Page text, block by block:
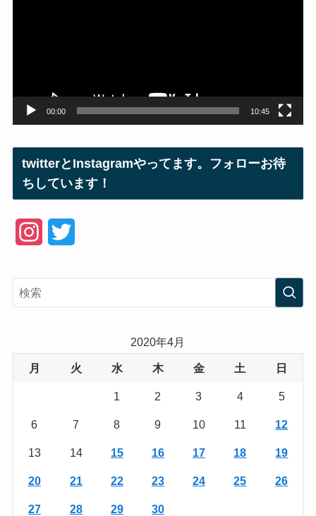
00:00 10:45
twitterとInstagramやってます。フォローお待
ちしています！
e
2020年4月
月 火 水 木 金 土 日
1 2 3 4 5
6 7 8 9 10 11 12
13 14 15 16 17 18 19
20 21 22 23 24 25 26
27 28 29 30